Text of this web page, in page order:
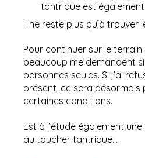
tantrique est également
Il ne reste plus qu’à trouver
Pour continuer sur le
beaucoup me demandent
personnes seules. Si j’ai
présent, ce sera désormais
certaines conditions.
Est à l’étude également
au toucher tantrique...